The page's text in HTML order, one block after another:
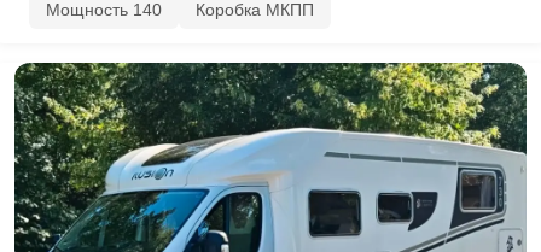
Мощность 140
Коробка МКПП